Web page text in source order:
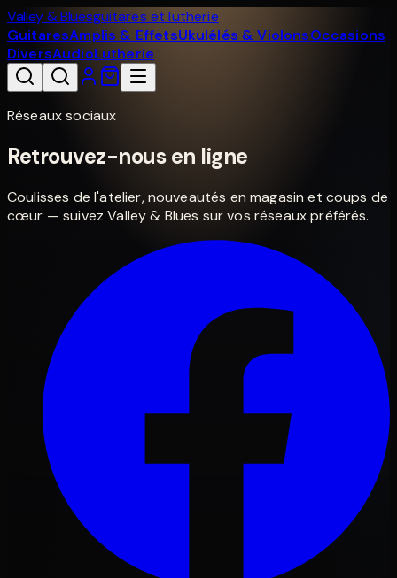
Valley & Bluesguitares et lutherie
GuitaresAmplis & EffetsUkulélés & ViolonsOccasions
DiversAudioLutherie
Réseaux sociaux
Retrouvez-nous en ligne
Coulisses de l'atelier, nouveautés en magasin et coups de
cœur — suivez Valley & Blues sur vos réseaux préférés.